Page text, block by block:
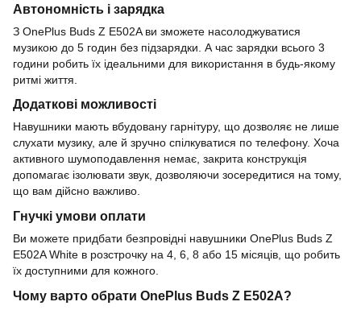
Автономність і зарядка
З OnePlus Buds Z E502A ви зможете насолоджуватися
музикою до 5 годин без підзарядки. А час зарядки всього 3
години робить їх ідеальними для використання в будь-якому
ритмі життя.
Додаткові можливості
Навушники мають вбудовану гарнітуру, що дозволяє не лише
слухати музику, але й зручно спілкуватися по телефону. Хоча
активного шумоподавлення немає, закрита конструкція
допомагає ізолювати звук, дозволяючи зосередитися на тому,
що вам дійсно важливо.
Гнучкі умови оплати
Ви можете придбати безпровідні навушники OnePlus Buds Z
E502A White в розстрочку на 4, 6, 8 або 15 місяців, що робить
їх доступними для кожного.
Чому варто обрати OnePlus Buds Z E502A?